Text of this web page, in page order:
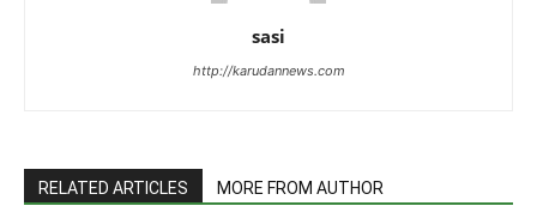
sasi
http://karudannews.com
RELATED ARTICLES MORE FROM AUTHOR